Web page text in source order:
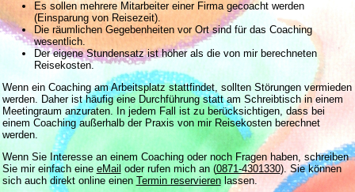
Es sollen mehrere Mitarbeiter einer Firma gecoacht werden
(Einsparung von Reisezeit).
Die räumlichen Gegebenheiten vor Ort sind für das Coaching
wesentlich.
Der eigene Stundensatz ist höher als die von mir berechneten
Reisekosten.
Wenn ein Coaching am Arbeitsplatz stattfindet, sollten Störungen vermieden
werden. Daher ist häufig eine Durchführung statt am Schreibtisch in einem
Meetingraum anzuraten. In jedem Fall ist zu berücksichtigen, dass bei
einem Coaching außerhalb der Praxis von mir Reisekosten berechnet
werden.
Wenn Sie Interesse an einem Coaching oder noch Fragen haben, schreiben
Sie mir einfach eine eMail oder rufen mich an (0871-4301330). Sie können
sich auch direkt online einen Termin reservierenlassen.